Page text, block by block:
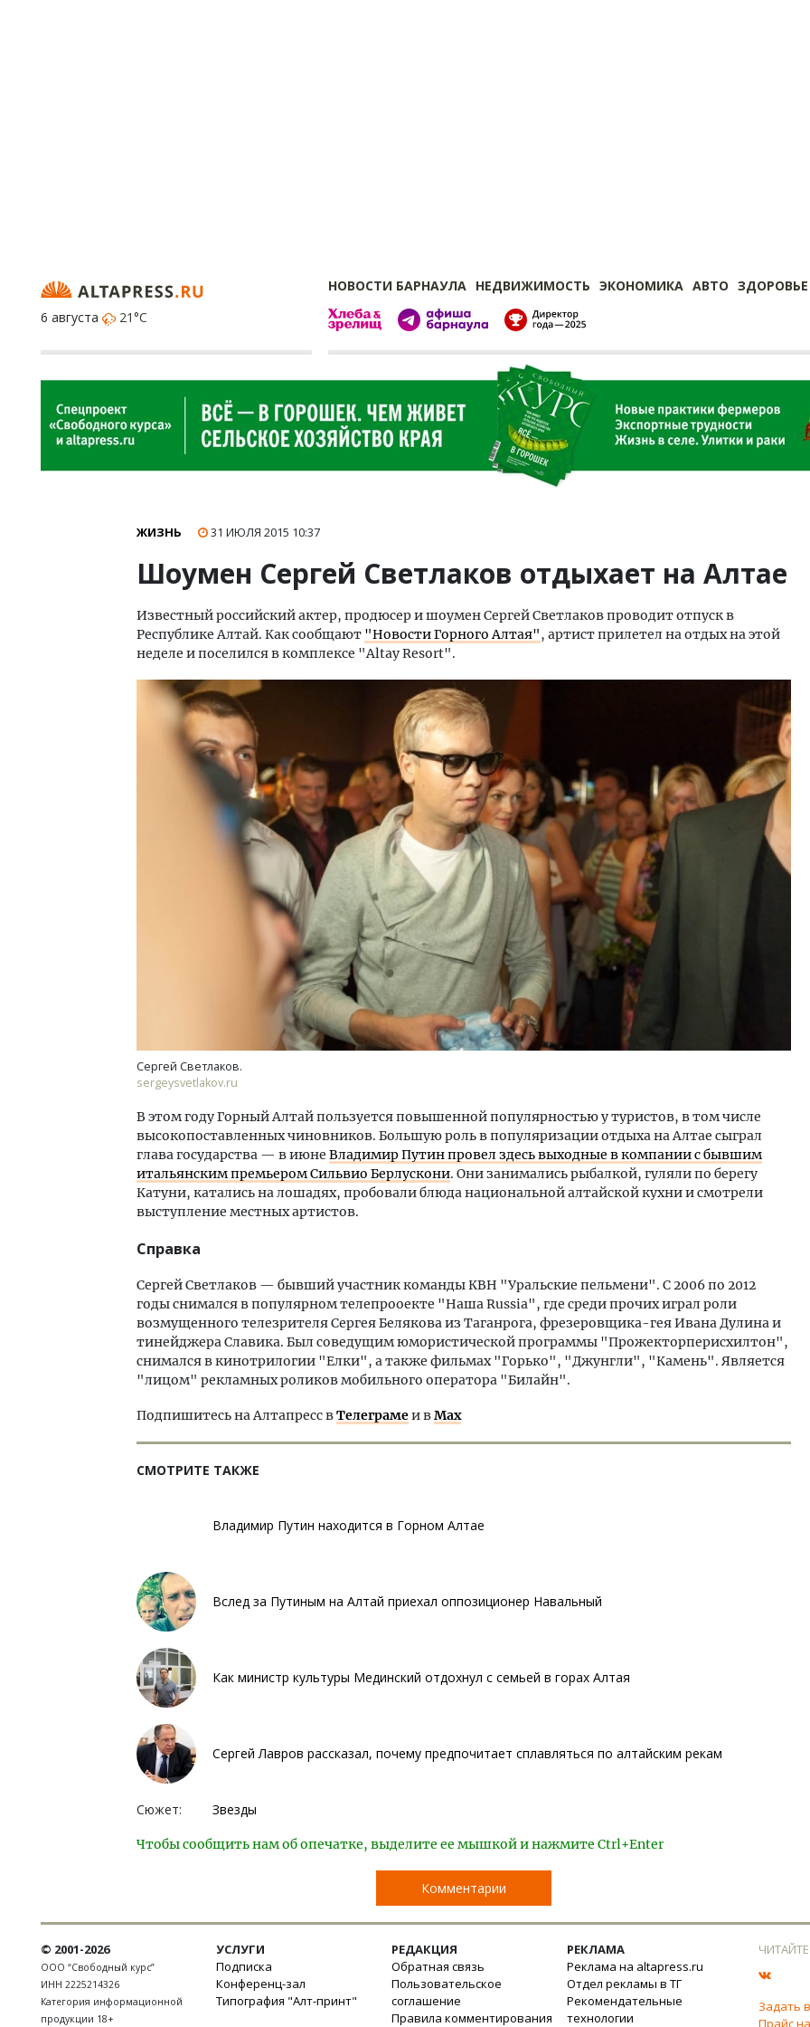
НОВОСТИ БАРНАУЛА НЕДВИЖИМОСТЬ ЭКОНОМИКА АВТО ЗДОРОВЬЕ
6 августа
21°C
ЖИЗНЬ 31 ИЮЛЯ 2015 10:37
Шоумен Сергей Светлаков отдыхает на Алтае
Известный российский актер, продюсер и шоумен Сергей Светлаков проводит отпуск в
Республике Алтай. Как сообщают "Новости Горного Алтая", артист прилетел на отдых на этой
неделе и поселился в комплексе "Altay Resort".
Сергей Светлаков.
sergeysvetlakov.ru
В этом году Горный Алтай пользуется повышенной популярностью у туристов, в том числе
высокопоставленных чиновников. Большую роль в популяризации отдыха на Алтае сыграл
глава государства — в июне Владимир Путин провел здесь выходные в компании с бывшим
итальянским премьером Сильвио Берлускони. Они занимались рыбалкой, гуляли по берегу
Катуни, катались на лошадях, пробовали блюда национальной алтайской кухни и смотрели
выступление местных артистов.
Справка
Сергей Светлаков — бывший участник команды КВН "Уральские пельмени". С 2006 по 2012
годы снимался в популярном телепрооекте "Наша Russia", где среди прочих играл роли
возмущенного телезрителя Сергея Белякова из Таганрога, фрезеровщика-гея Ивана Дулина и
тинейджера Славика. Был соведущим юмористической программы "Прожекторперисхилтон",
снимался в кинотрилогии "Елки", а также фильмах "Горько", "Джунгли", "Камень". Является
"лицом" рекламных роликов мобильного оператора "Билайн".
Подпишитесь на Алтапресс вТелеграмеи вMax
СМОТРИТЕ ТАКЖЕ
Владимир Путин находится в Горном Алтае
Вслед за Путиным на Алтай приехал оппозиционер Навальный
Как министр культуры Мединский отдохнул с семьей в горах Алтая
Сергей Лавров рассказал, почему предпочитает сплавляться по алтайским рекам
Сюжет: Звезды
Чтобы сообщить нам об опечатке, выделите ее мышкой и нажмите Ctrl+Enter
Комментарии
Архитектурный код начинается с
земли. Мощение крупноформатными
плитами становится новым
стандартом благоустройства
СТРОИТЕЛЬСТВО СТРОИТЕЛЬСТВО
© 2001-2026
ООО “Свободный курс”
ИНН 2225214326
Категория информационной
продукции 18+
УСЛУГИ
Подписка
Конференц-зал
Типография "Алт-принт"
РЕДАКЦИЯ
Обратная связь
Пользовательское
соглашение
Правила комментирования
РЕКЛАМА
Реклама на altapress.ru
Отдел рекламы в ТГ
Рекомендательные
технологии
Задать
Прайс